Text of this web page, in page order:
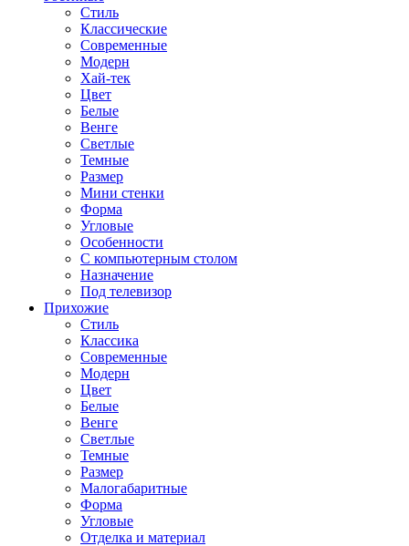
Стиль
Классические
Современные
Модерн
Хай-тек
Цвет
Белые
Венге
Светлые
Темные
Размер
Мини стенки
Форма
Угловые
Особенности
С компьютерным столом
Назначение
Под телевизор
Прихожие
Стиль
Классика
Современные
Модерн
Цвет
Белые
Венге
Светлые
Темные
Размер
Малогабаритные
Форма
Угловые
Отделка и материал